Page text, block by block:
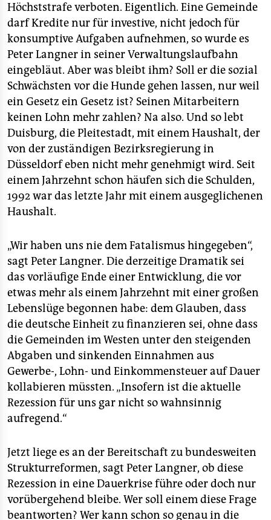
Höchststrafe verboten. Eigentlich. Eine Gemeinde
darf Kredite nur für investive, nicht jedoch für
konsumptive Aufgaben aufnehmen, so wurde es
Peter Langner in seiner Verwaltungslaufbahn
eingebläut. Aber was bleibt ihm? Soll er die sozial
Schwächsten vor die Hunde gehen lassen, nur weil
ein Gesetz ein Gesetz ist? Seinen Mitarbeitern
keinen Lohn mehr zahlen? Na also. Und so lebt
Duisburg, die Pleitestadt, mit einem Haushalt, der
von der zuständigen Bezirksregierung in
Düsseldorf eben nicht mehr genehmigt wird. Seit
einem Jahrzehnt schon häufen sich die Schulden,
1992 war das letzte Jahr mit einem ausgeglichenen
Haushalt.
„Wir haben uns nie dem Fatalismus hingegeben“,
sagt Peter Langner. Die derzeitige Dramatik sei
das vorläufige Ende einer Entwicklung, die vor
etwas mehr als einem Jahrzehnt mit einer großen
Lebenslüge begonnen habe: dem Glauben, dass
die deutsche Einheit zu finanzieren sei, ohne dass
die Gemeinden im Westen unter den steigenden
Abgaben und sinkenden Einnahmen aus
Gewerbe-, Lohn- und Einkommensteuer auf Dauer
kollabieren müssten. „Insofern ist die aktuelle
Rezession für uns gar nicht so wahnsinnig
aufregend.“
Jetzt liege es an der Bereitschaft zu bundesweiten
Strukturreformen, sagt Peter Langner, ob diese
Rezession in eine Dauerkrise führe oder doch nur
vorübergehend bleibe. Wer soll einem diese Frage
beantworten? Wer kann schon so genau in die